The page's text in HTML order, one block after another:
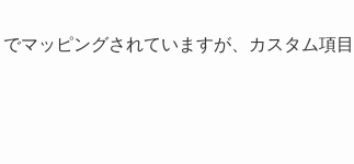
マッピングされていますが、カスタム項